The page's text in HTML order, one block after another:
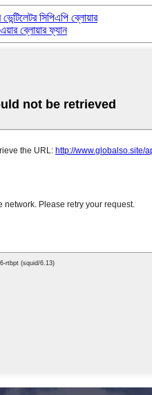
সিপিএপি ব্লোয়ার
ব্লোয়ার ফ্যান